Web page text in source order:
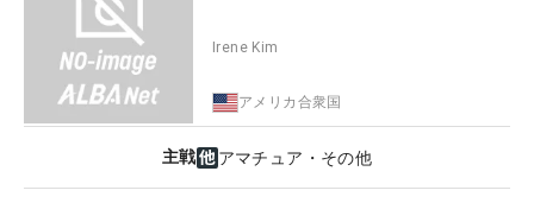
Irene Kim
アメリカ合衆国
主戦 アマチュア・その他